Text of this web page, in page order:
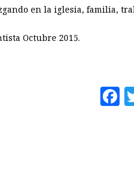
en la iglesia, familia,
Octubre 2015.